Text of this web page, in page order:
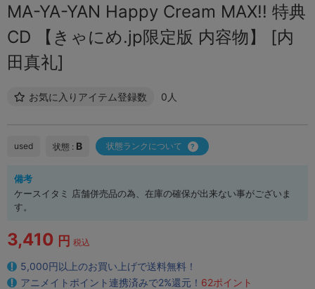
MA-YA-YAN Happy Cream MAX!! 特典
CD 【きゃにめ.jp限定版 内容物】 [内
田真礼]
お気に入りアイテム登録数 0人
used 状態 : B 状態ランクについて
備考
ケースイタミ 店舗併売品の為、在庫の確保が出来ない事がございま
す。
3,410 円 税込
5,000円以上のお買い上げで送料無料！
アニメイトポイント連携済みで2%還元！ 62ポイント